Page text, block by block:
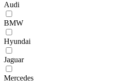
Audi
BMW
Hyundai
Jaguar
Mercedes